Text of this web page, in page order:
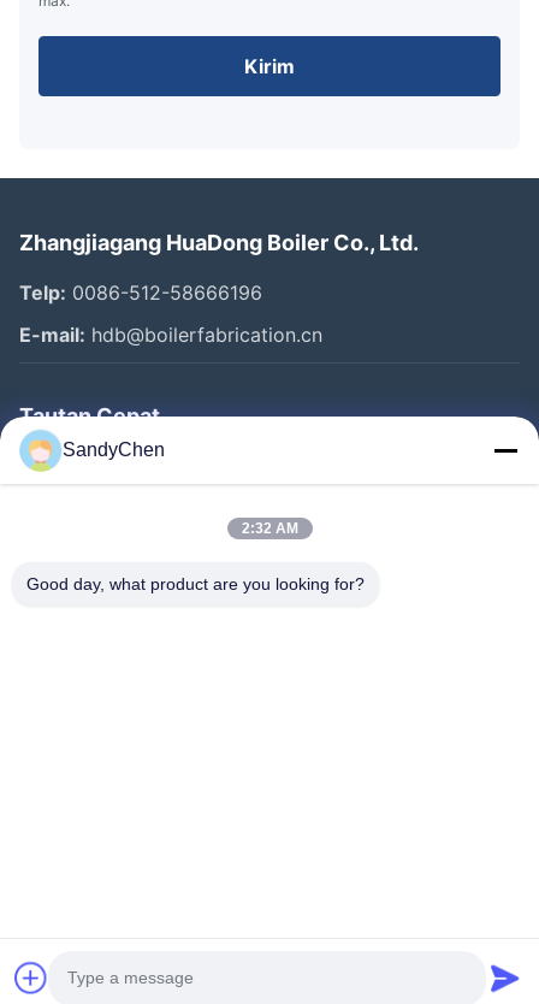
Kirim
Zhangjiagang HuaDong Boiler Co., Ltd.
Telp: 0086-512-58666196
E-mail: hdb@boilerfabrication.cn
Tautan Cepat
Rumah
Tentang Kami
SandyChen
2:32 AM
Good day, what product are you looking for?